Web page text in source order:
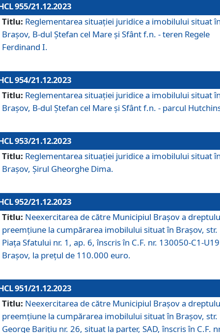
955/21.12.2023
Titlu: Reglementarea situației juridice a imobilului situat
Brașov, B-dul Ștefan cel Mare și Sfânt f.n. - teren Regele
Ferdinand I.
954/21.12.2023
Titlu: Reglementarea situației juridice a imobilului situat
Brașov, B-dul Ștefan cel Mare și Sfânt f.n. - parcul
953/21.12.2023
Titlu: Reglementarea situației juridice a imobilului situat
Brașov, Șirul Gheorghe Dima.
952/21.12.2023
Titlu: Neexercitarea de către Municipiul Brașov a
preemțiune la cumpărarea imobilului situat în Brașov, str.
Piața Sfatului nr. 1, ap. 6, înscris în C.F. nr. 130050-C1-U19
Brașov, la prețul de 110.000 euro.
951/21.12.2023
Titlu: Neexercitarea de către Municipiul Brașov a
preemțiune la cumpărarea imobilului situat în Brașov, str.
George Barițiu nr. 26, situat la parter, SAD, înscris în C.F.